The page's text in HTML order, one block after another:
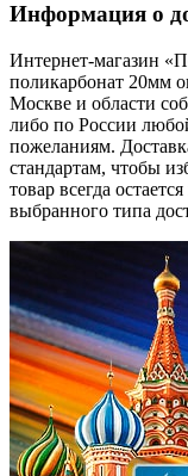
Информация о
Интернет-магазин
поликарбонат 20мм
Москве и области
либо по России
пожеланиям.
стандартам, чтобы
товар всегда
выбранного типа